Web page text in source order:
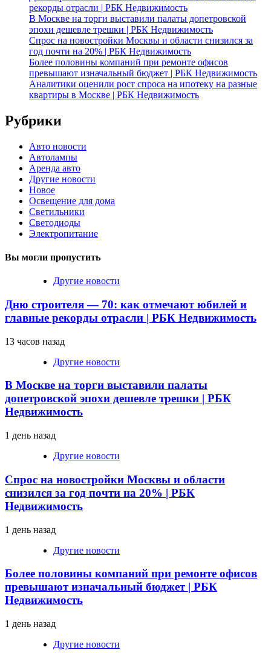
рекорды отрасли | РБК Недвижимость
В Москве на торги выставили палаты допетровской
эпохи дешевле трешки | РБК Недвижимость
Спрос на новостройки Москвы и области снизился за
год почти на 20% | РБК Недвижимость
Более половины компаний при ремонте офисов
превышают изначальный бюджет | РБК Недвижимость
Аналитики оценили рост спроса на ипотеку на разные
квартиры в Москве | РБК Недвижимость
Рубрики
Авто новости
Автолампы
Аренда авто
Другие новости
Новое
Освещение для дома
Светильники
Светодиоды
Электропитание
Вы могли пропустить
Другие новости
Дню строителя — 70: как отмечают юбилей и
главные рекорды отрасли | РБК Недвижимость
13 часов назад
Другие новости
В Москве на торги выставили палаты
допетровской эпохи дешевле трешки | РБК
Недвижимость
1 день назад
Другие новости
Спрос на новостройки Москвы и области
снизился за год почти на 20% | РБК
Недвижимость
1 день назад
Другие новости
Более половины компаний при ремонте офисов
превышают изначальный бюджет | РБК
Недвижимость
1 день назад
Другие новости